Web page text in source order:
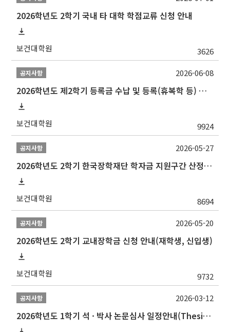
2026학년도 2학기 국내 타 대학 학점교류 신청 안내
보건대학원 3626
공지사항
2026학년도 제2학기 등록금 수납 및 등록(휴복학 등) 일정 안내
보건대학원 9924
2026-06-08
공지사항
2026학년도 2학기 한국장학재단 학자금 지원구간 산정 신청 안내
보건대학원 8694
2026-05-27
공지사항
2026학년도 2학기 교내장학금 신청 안내(재학생, 신입생)
보건대학원 9732
2026-05-20
공지사항
2026학년도 1학기 석 · 박사 논문심사 일정안내(Thesis Defense Schedules)
2026-03-12